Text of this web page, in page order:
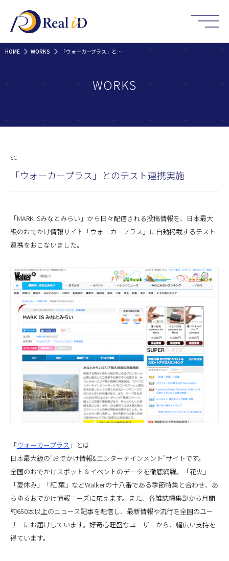
HOME WORKS 「ウォーカープラス」とのテスト連携実施
WORKS
SC
「ウォーカープラス」とのテスト連携実施
「MARK ISみなとみらい」から日々配信される投稿情報を、日本最大
級のおでかけ情報サイト「ウォーカープラス」に自動掲載するテスト
連携をおこないました。
「ウォーカープラス 」とは
日本最大級の"おでかけ情報&エンターテインメント"サイトです。
全国のおでかけスポット＆イベントのデータを徹底網羅。「花火」
「夏休み」「紅 葉」などWalkerの十八番である季節特集と合わせ、あ
らゆるおでかけ情報ニーズに応えます。また、各雑誌編集部から月間
約650本以上のニュース記事を配信し、最新情報や流行を全国のユー
ザーにお届けしています。好奇心旺盛なユーザーから、幅広い支持を
得ています。